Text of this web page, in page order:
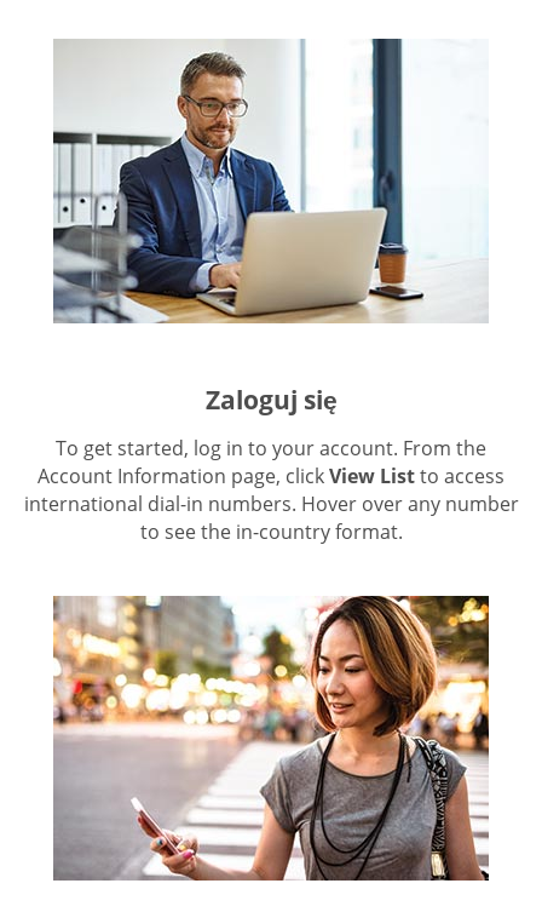
Zaloguj się
To get started, log in to your account. From the
Account Information page, clickView Listto access
international dial-in numbers. Hover over any number
to see the in-country format.